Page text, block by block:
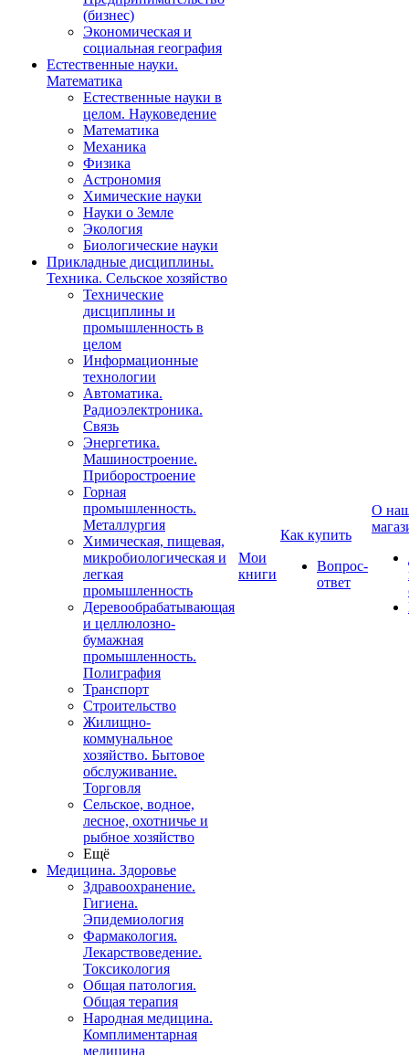
(бизнес)
Экономическая и
социальная география
Естественные науки.
Математика
Естественные науки в
целом. Науковедение
Математика
Механика
Физика
Астрономия
Химические науки
Науки о Земле
Экология
Биологические науки
Прикладные дисциплины.
Техника. Сельское хозяйство
Технические
дисциплины и
промышленность в
целом
Информационные
технологии
Автоматика.
Радиоэлектроника.
Связь
Энергетика.
Машиностроение.
Приборостроение
Горная
промышленность.
Металлургия
Химическая, пищевая,
микробиологическая и
легкая
промышленность
Деревообрабатывающая
и целлюлозно-
бумажная
промышленность.
Полиграфия
Транспорт
Строительство
Жилищно-
коммунальное
хозяйство. Бытовое
обслуживание.
Торговля
Сельское, водное,
лесное, охотничье и
рыбное хозяйство
Ещё
Медицина. Здоровье
Здравоохранение.
Гигиена.
Эпидемиология
Фармакология.
Лекарствоведение.
Токсикология
Общая патология.
Общая терапия
Народная медицина.
Комплиментарная
медицина
Мои
книги
Как купить
Вопрос-
ответ
О